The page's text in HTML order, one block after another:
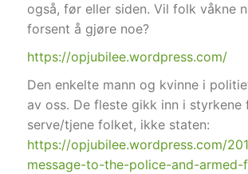
også, før eller siden. Vil folk våkne
forsent å gjøre noe?
https://opjubilee.wordpress.com/
Den enkelte mann og kvinne i
av oss. De fleste gikk inn i styrkene
serve/tjene folket, ikke staten:
https://opjubilee.wordpress.com/
message-to-the-police-and-armed-